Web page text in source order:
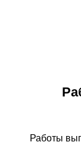
Работы